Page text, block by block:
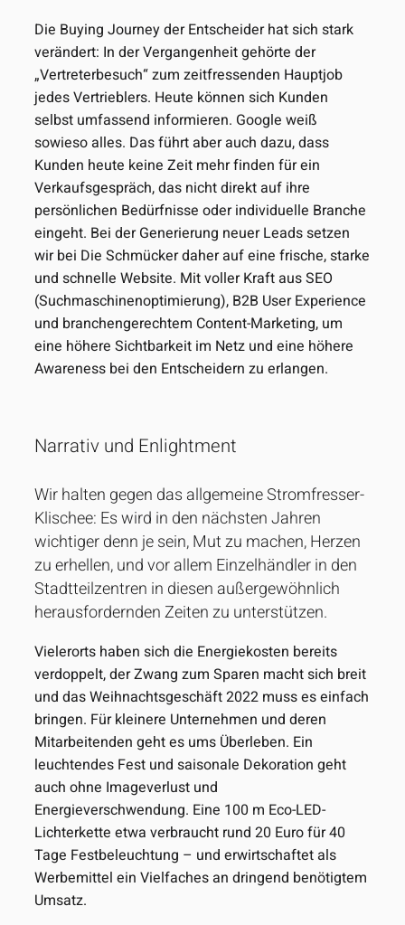
Die Buying Journey der Entscheider hat sich stark
verändert: In der Vergangenheit gehörte der
„Vertreterbesuch“ zum zeitfressenden Hauptjob
jedes Vertrieblers. Heute können sich Kunden
selbst umfassend informieren. Google weiß
sowieso alles. Das führt aber auch dazu, dass
Kunden heute keine Zeit mehr finden für ein
Verkaufsgespräch, das nicht direkt auf ihre
persönlichen Bedürfnisse oder individuelle Branche
eingeht. Bei der Generierung neuer Leads setzen
wir bei Die Schmücker daher auf eine frische, starke
und schnelle Website. Mit voller Kraft aus SEO
(Suchmaschinenoptimierung), B2B User Experience
und branchengerechtem Content-Marketing, um
eine höhere Sichtbarkeit im Netz und eine höhere
Awareness bei den Entscheidern zu erlangen.
Narrativ und Enlightment
Wir halten gegen das allgemeine Stromfresser-
Klischee: Es wird in den nächsten Jahren
wichtiger denn je sein, Mut zu machen, Herzen
zu erhellen, und vor allem Einzelhändler in den
Stadtteilzentren in diesen außergewöhnlich
herausfordernden Zeiten zu unterstützen.
Vielerorts haben sich die Energiekosten bereits
verdoppelt, der Zwang zum Sparen macht sich breit
und das Weihnachtsgeschäft 2022 muss es einfach
bringen. Für kleinere Unternehmen und deren
Mitarbeitenden geht es ums Überleben. Ein
leuchtendes Fest und saisonale Dekoration geht
auch ohne Imageverlust und
Energieverschwendung. Eine 100 m Eco-LED-
Lichterkette etwa verbraucht rund 20 Euro für 40
Tage Festbeleuchtung – und erwirtschaftet als
Werbemittel ein Vielfaches an dringend benötigtem
Umsatz.